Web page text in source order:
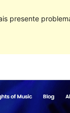
presente
Vista previa